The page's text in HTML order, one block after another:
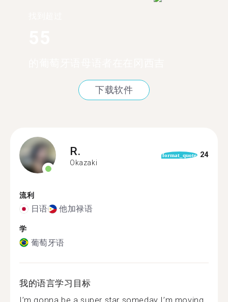
下载软件
R.
Okazaki
format_quote 24
流利
日语 他加禄语
学
葡萄牙语
我的语言学习目标
I’m gonna be a super star someday I’m moving